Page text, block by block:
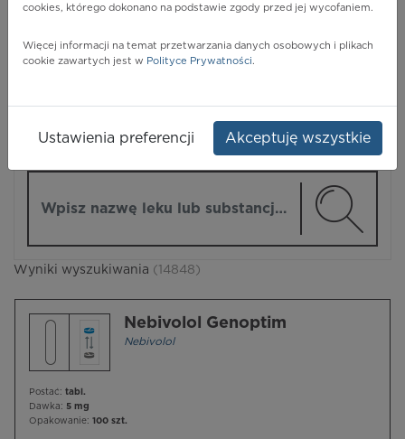
Pharmindex
Wyniki wyszukiwania (14848)
Nebivolol Genoptim
Nebivolol
Postać: tabl.
Dawka: 5 mg
Opakowanie: 100 szt.
cookies, którego dokonano na podstawie zgody przed jej wycofaniem.
Więcej informacji na temat przetwarzania danych osobowych i plikach
cookie zawartych jest w Polityce Prywatności.
Ustawienia preferencji Akceptuję wszystkie